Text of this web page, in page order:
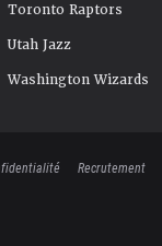
Toronto Raptors
Utah Jazz
Washington Wizards
Recrutement